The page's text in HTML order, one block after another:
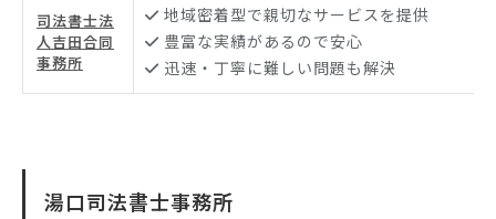
司法書士法
人吉田合同
事務所
地域密着型で親切なサービスを提供
豊富な実績があるので安心
迅速・丁寧に難しい問題も解決
湯口司法書士事務所